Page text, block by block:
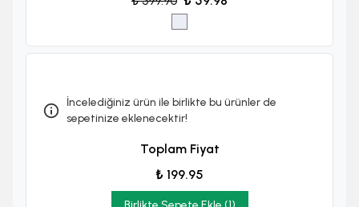
İncelediğiniz ürün ile birlikte bu ürünler de
sepetinize eklenecektir!
Toplam Fiyat
₺ 199.95